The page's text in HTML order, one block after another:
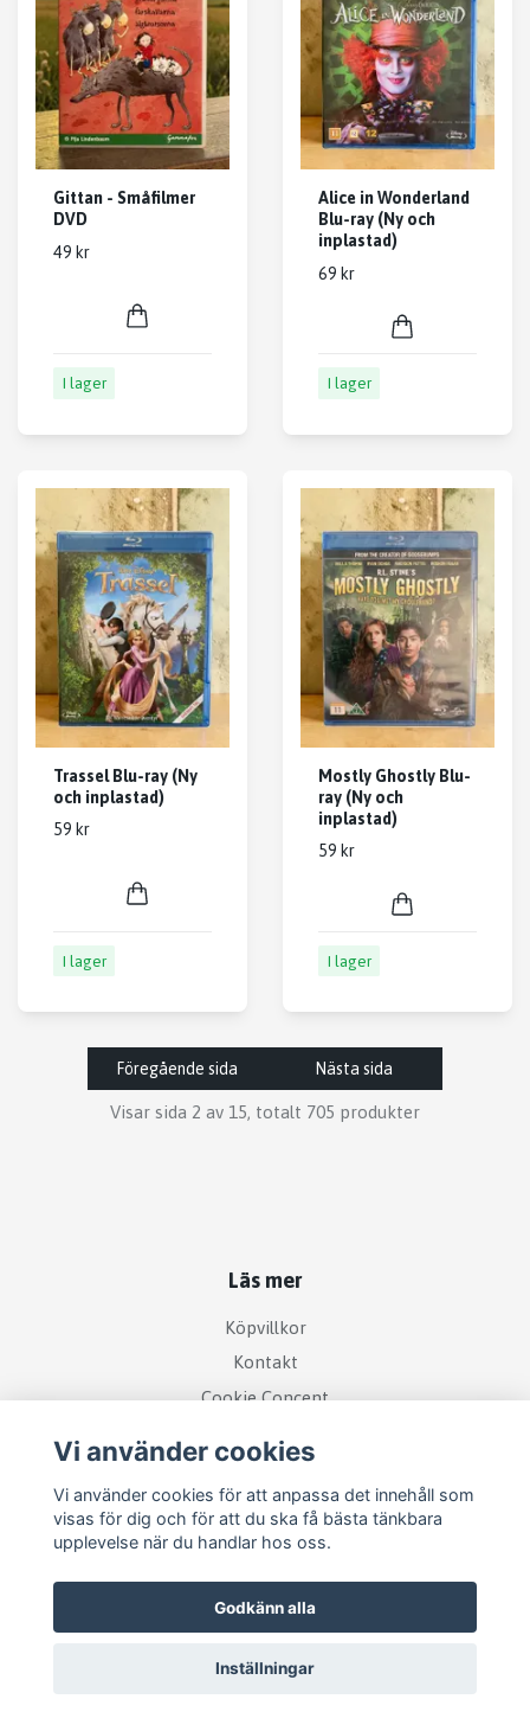
Gittan - Småfilmer
DVD
49 kr
I lager
Alice in Wonderland
Blu-ray (Ny och
inplastad)
69 kr
I lager
Trassel Blu-ray (Ny
och inplastad)
59 kr
I lager
Mostly Ghostly Blu-
ray (Ny och
inplastad)
59 kr
I lager
Föregående sida Nästa sida
Visar sida 2 av 15, totalt 705 produkter
Läs mer
Köpvillkor
Kontakt
Cookie Concent
© 2026 RetroDisk
Vi använder cookies
Vi använder cookies för att anpassa det innehåll som
visas för dig och för att du ska få bästa tänkbara
upplevelse när du handlar hos oss.
Godkänn alla
Inställningar